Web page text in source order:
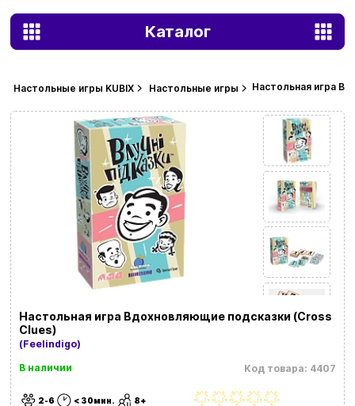
Каталог
Настольные игры KUBIX Настольные игры Настольная игра
Настольная игра Вдохновляющие подсказки (Cross
Clues)
(Feelindigo)
Код товара: 4407
В наличии
2-6 < 30мин. 8+